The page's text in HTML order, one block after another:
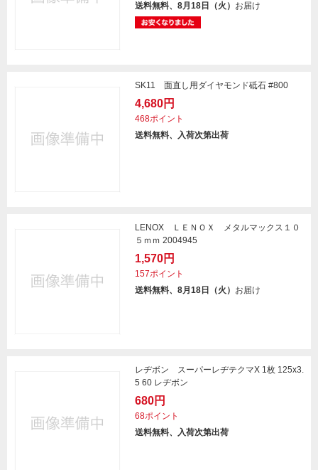
送料無料、8月18日（火） お届け
SK11 面直し用ダイヤモンド砥石 #800
4,680円
468ポイント
送料無料、入荷次第出荷
LENOX ＬＥＮＯＸ メタルマックス１０
５ｍｍ 2004945
1,570円
157ポイント
送料無料、8月18日（火） お届け
レヂボン スーパーレヂテクマX 1枚 125x3.
5 60 レヂボン
680円
68ポイント
送料無料、入荷次第出荷